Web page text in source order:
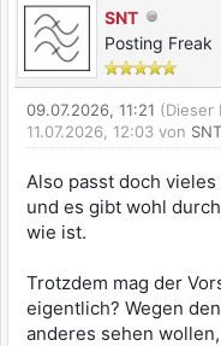
SNT
Posting Freak
09.07.2026, 11:21 (Dieser
11.07.2026, 12:03 von SNT
Also passt doch
und es gibt wohl
wie ist.
Trotzdem mag der
eigentlich? Wegen
anderes sehen